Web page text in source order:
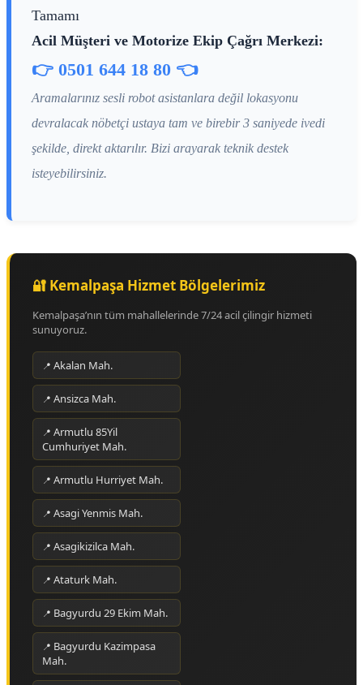
Tamamı
Acil Müşteri ve Motorize Ekip Çağrı Merkezi:
👉 0501 644 18 80 👈
Aramalarınız sesli robot asistanlara değil lokasyonu
devralacak nöbetçi ustaya tam ve birebir 3 saniyede ivedi
şekilde, direkt aktarılır. Bizi arayarak teknik destek
isteyebilirsiniz.
🔐 Kemalpaşa Hizmet Bölgelerimiz
Kemalpaşa’nın tüm mahallelerinde 7/24 acil çilingir hizmeti
sunuyoruz.
Akalan Mah.
Ansizca Mah.
Armutlu 85Yil
Cumhuriyet Mah.
Armutlu Hurriyet Mah.
Asagi Yenmis Mah.
Asagikizilca Mah.
Ataturk Mah.
Bagyurdu 29 Ekim Mah.
Bagyurdu Kazimpasa
Mah.